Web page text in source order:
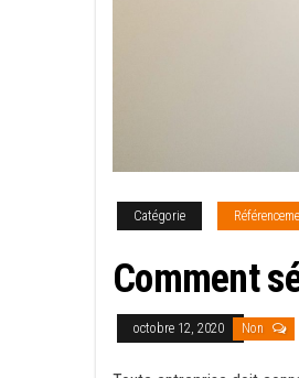
Catégorie
Comment
octobre 12, 2020 Non